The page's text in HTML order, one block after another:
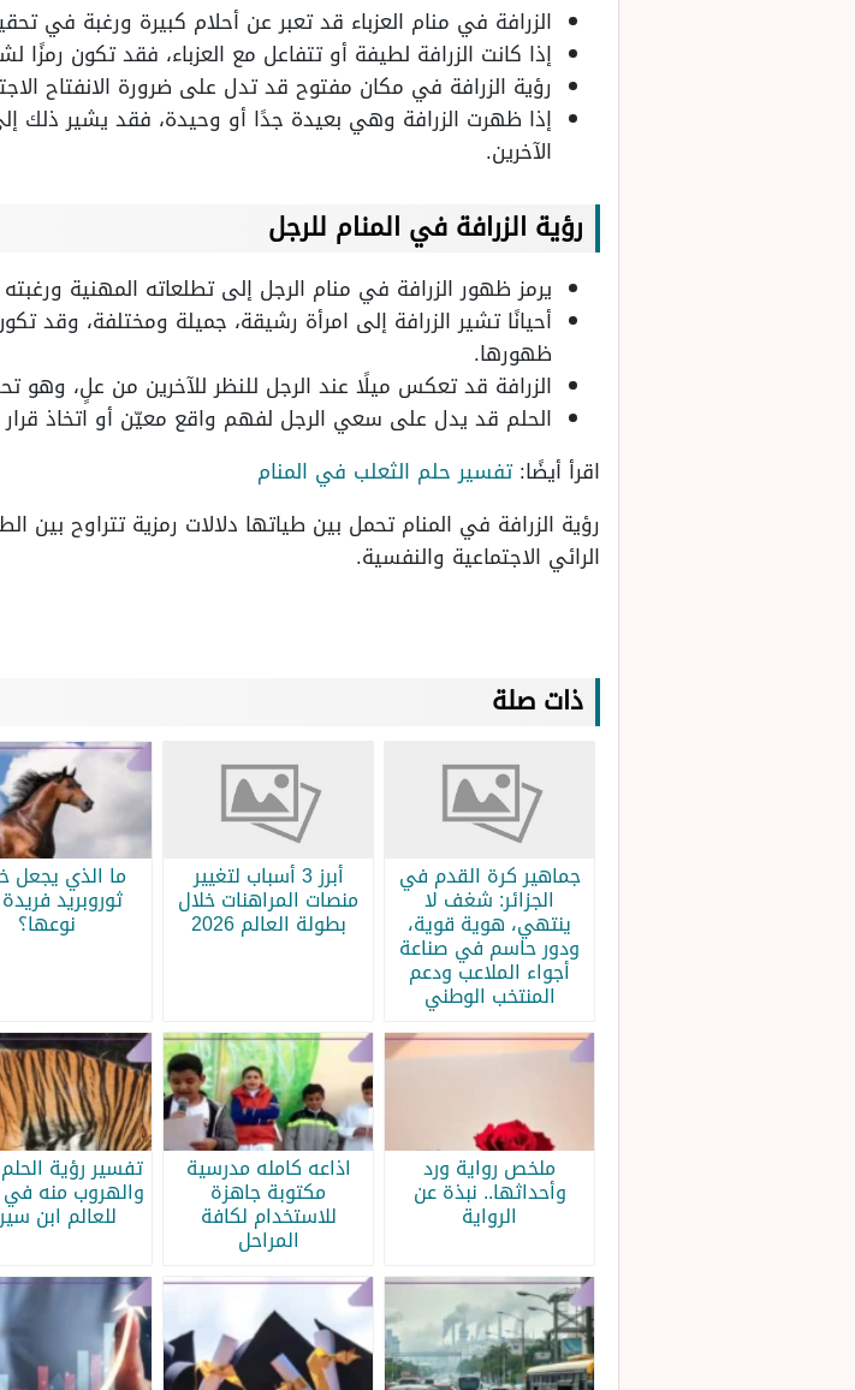
الزرافة في منام العزباء قد تعبر عن أحلام كبيرة ورغبة في
إذا كانت الزرافة لطيفة أو تتفاعل مع العزباء، فقد تكون
رؤية الزرافة في مكان مفتوح قد تدل على ضرورة الانفتاح
إذا ظهرت الزرافة وهي بعيدة جدًا أو وحيدة، فقد يشير ذلك إلى
الآخرين.
رؤية الزرافة في المنام للرجل
يرمز ظهور الزرافة في منام الرجل إلى تطلعاته المهنية
أحيانًا تشير الزرافة إلى امرأة رشيقة، جميلة ومختلفة، وقد
ظهورها.
الزرافة قد تعكس ميلًا عند الرجل للنظر للآخرين من علٍ، وهو
الحلم قد يدل على سعي الرجل لفهم واقع معيّن أو اتخاذ
اقرأ أيضًا:تفسير حلم الثعلب في المنام
رؤية الزرافة في المنام تحمل بين طياتها دلالات رمزية تتراوح بين
الرائي الاجتماعية والنفسية.
ذات صلة
جماهير كرة القدم في
الجزائر: شغف لا
ينتهي، هوية قوية،
ودور حاسم في صناعة
أجواء الملاعب ودعم
المنتخب الوطني
أبرز 3 أسباب لتغيير
منصات المراهنات خلال
بطولة العالم 2026
ما الذي يجعل
ثوروبريد
نوعها؟
ملخص رواية ورد
وأحداثها.. نبذة عن
الرواية
اذاعه كامله مدرسية
مكتوبة جاهزة
للاستخدام لكافة
المراحل
تفسير رؤية الحلم
والهروب منه في
للعالم ابن